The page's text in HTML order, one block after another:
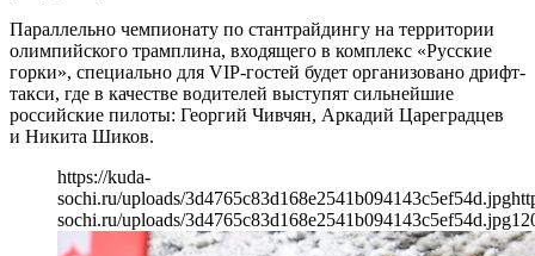
Параллельно чемпионату по стантрайдингу на территории
олимпийского трамплина, входящего в комплекс «Русские
горки», специально для VIP-гостей будет организовано дрифт-
такси, где в качестве водителей выступят сильнейшие
российские пилоты: Георгий Чивчян, Аркадий Цареградцев
и Никита Шиков.
https://kuda-
sochi.ru/uploads/3d4765c83d168e2541b094143c5ef54d.jpg
sochi.ru/uploads/3d4765c83d168e2541b094143c5ef54d.jpg